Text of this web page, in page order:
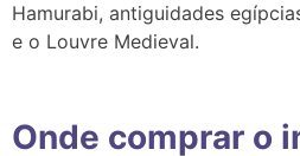
Hamurabi, antiguidades
e o Louvre Medieval.
Onde comprar o